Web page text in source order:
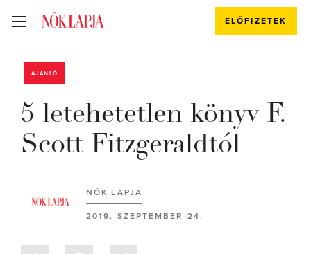
ELŐFIZETEK
AJÁNLÓ
5 letehetetlen könyv F.
Scott Fitzgeraldtól
NŐK LAPJA
2019. SZEPTEMBER 24.